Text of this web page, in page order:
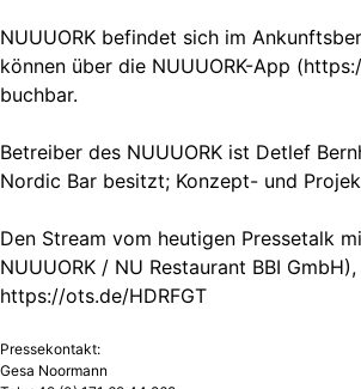
NUUUORK befindet sich im
können über die NUUUORK-App
buchbar.
Betreiber des NUUUORK ist Detlef
Nordic Bar besitzt; Konzept- und
Den Stream vom heutigen Pressetalk
NUUUORK / NU Restaurant BBI
https://ots.de/HDRFGT
Pressekontakt:
Gesa Noormann